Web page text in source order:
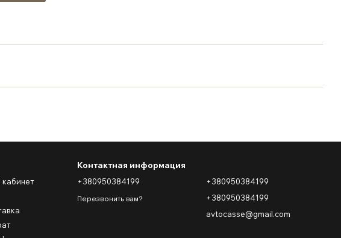
кабинет
Контактная информация
+380950384199
Перезвонить вам?
+380950384199
+380950384199
avtocasse@gmail.com